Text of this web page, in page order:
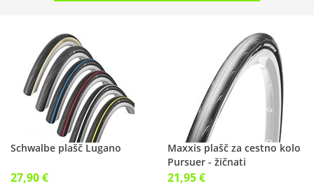
Schwalbe plašč Lugano
27,90 €
Maxxis plašč za cestno kolo
Pursuer - žičnati
21,95 €